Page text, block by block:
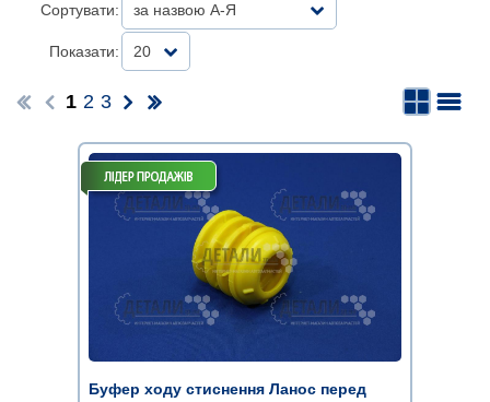
Сортувати: за назвою А-Я
Показати: 20
1 2 3
Буфер ходу стиснення Ланос перед